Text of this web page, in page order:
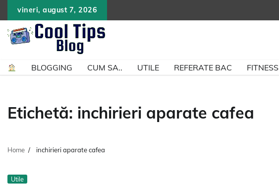
content
vineri, august 7, 2026
BLOGGING CUM SA.. UTILE REFERATE BAC FITNESS
Etichetă: inchirieri aparate cafea
Home inchirieri aparate cafea
Utile